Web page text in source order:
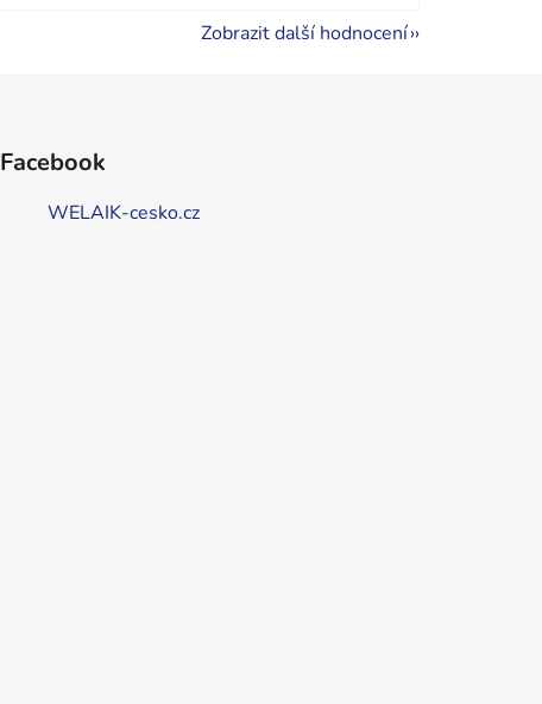
Zobrazit další hodnocení
Facebook
WELAIK-cesko.cz